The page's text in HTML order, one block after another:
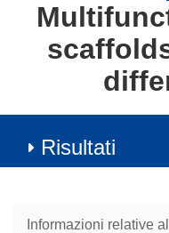
Risultati
Informazioni relative